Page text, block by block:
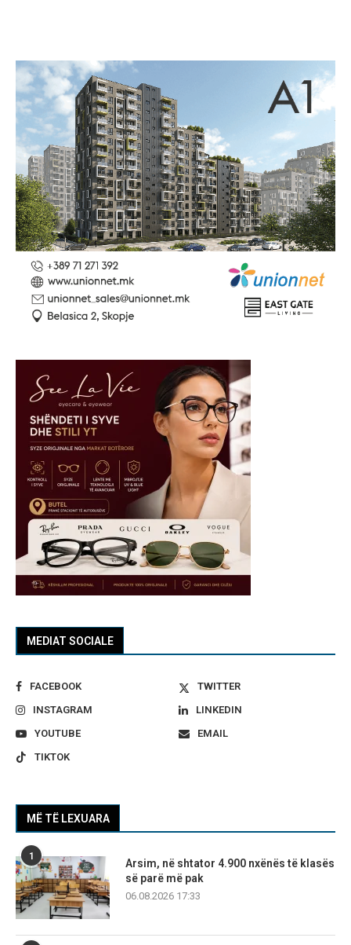
MEDIAT SOCIALE
FACEBOOK
TWITTER
INSTAGRAM
LINKEDIN
YOUTUBE
EMAIL
TIKTOK
MË TË LEXUARA
1
Arsim, në shtator 4.900 nxënës të klasës
së parë më pak
06.08.2026 17:33